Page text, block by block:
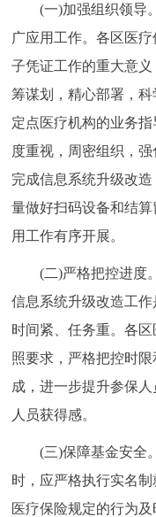
(一)加强组织领导。
广应用工作。各区医
子凭证工作的重大意
筹谋划，精心部署，
定点医疗机构的业务
度重视，周密组织，
完成信息系统升级改
量做好扫码设备和结
用工作有序开展。
(二)严格把控进度。
信息系统升级改造工作
时间紧、任务重。各
照要求，严格把控时
成，进一步提升参保
人员获得感。
(三)保障基金安全。
时，应严格执行实名
医疗保险规定的行为